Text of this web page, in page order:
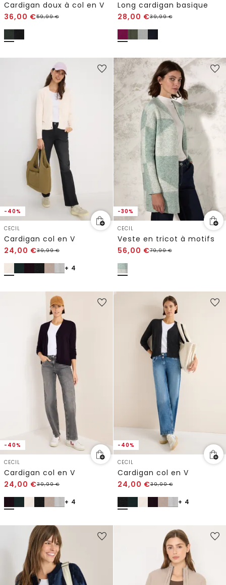
Cardigan doux à col en V
36,00 €59,99€
Long cardigan basique
28,00 €39,99€
-40%
CECIL
Cardigan col en V
24,00 €39,99€
+ 4
-30%
CECIL
Veste en tricot à motifs
56,00 €79,99€
-40%
CECIL
Cardigan col en V
24,00 €39,99€
+ 4
-40%
CECIL
Cardigan col en V
24,00 €39,99€
+ 4